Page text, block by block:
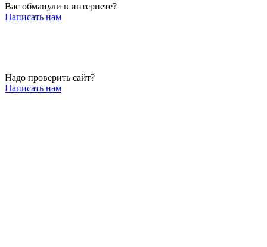
Вас обманули в интернете?
Написать нам
Надо проверить сайт?
Написать нам